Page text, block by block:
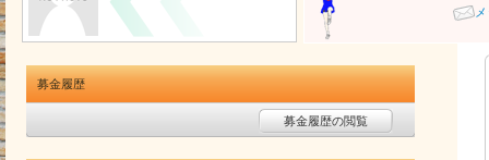
募金履歴
募金履歴の閲覧